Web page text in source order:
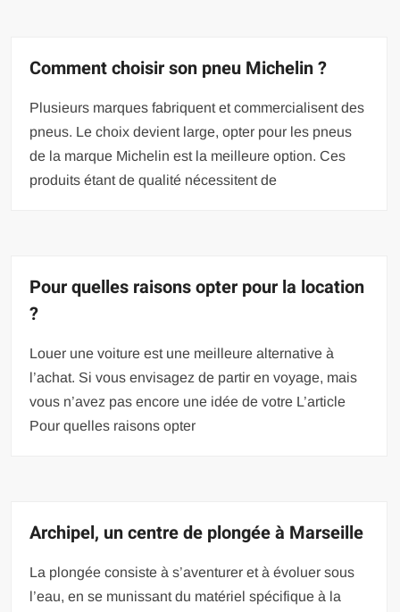
Comment choisir son pneu Michelin ?
Plusieurs marques fabriquent et commercialisent des
pneus. Le choix devient large, opter pour les pneus
de la marque Michelin est la meilleure option. Ces
produits étant de qualité nécessitent de
Pour quelles raisons opter pour la location
?
Louer une voiture est une meilleure alternative à
l’achat. Si vous envisagez de partir en voyage, mais
vous n’avez pas encore une idée de votre L’article
Pour quelles raisons opter
Archipel, un centre de plongée à Marseille
La plongée consiste à s’aventurer et à évoluer sous
l’eau, en se munissant du matériel spécifique à la